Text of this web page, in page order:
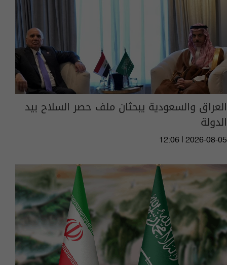
العراق والسعودية يبحثان ملف حصر السلاح بيد
الدولة
12:06 | 2026-08-05